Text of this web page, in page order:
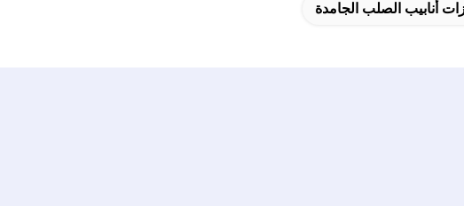
أنابيب الصلب الجامدة